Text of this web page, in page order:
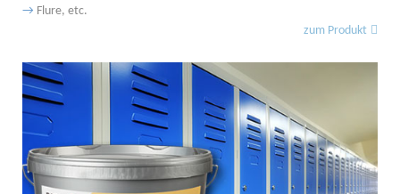
→ Flure, etc.
zum Produkt